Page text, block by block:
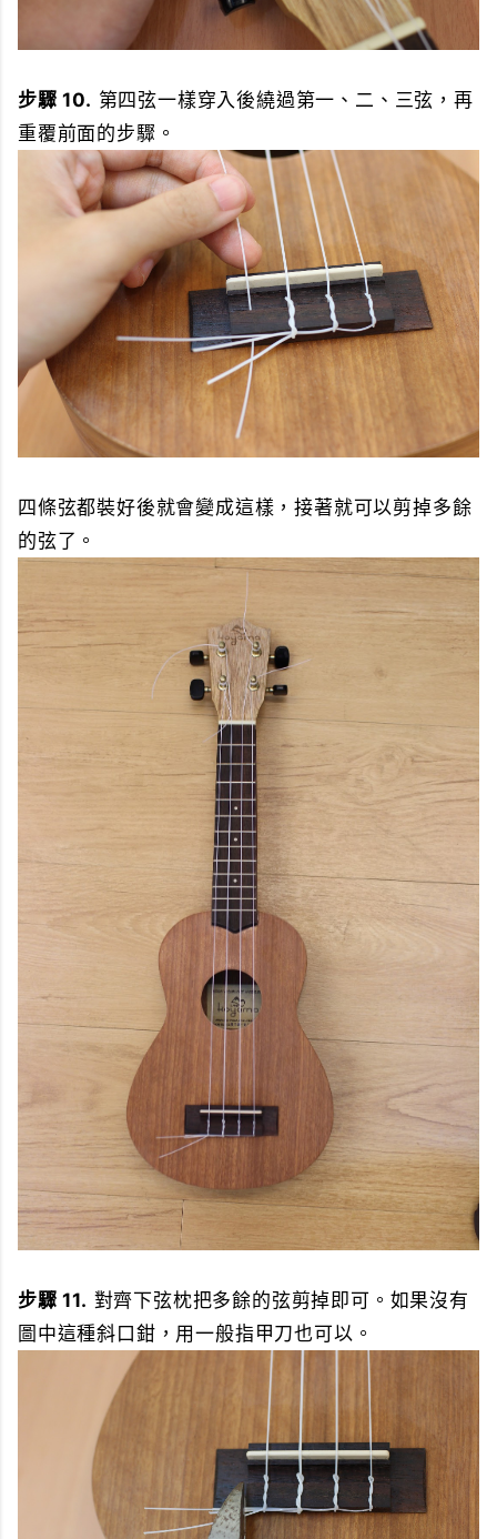
步驟 10. 第四弦一樣穿入後繞過第一、二、三弦，再
重覆前面的步驟。
四條弦都裝好後就會變成這樣，接著就可以剪掉多餘
的弦了。
步驟 11. 對齊下弦枕把多餘的弦剪掉即可。如果沒有
圖中這種斜口鉗，用一般指甲刀也可以。